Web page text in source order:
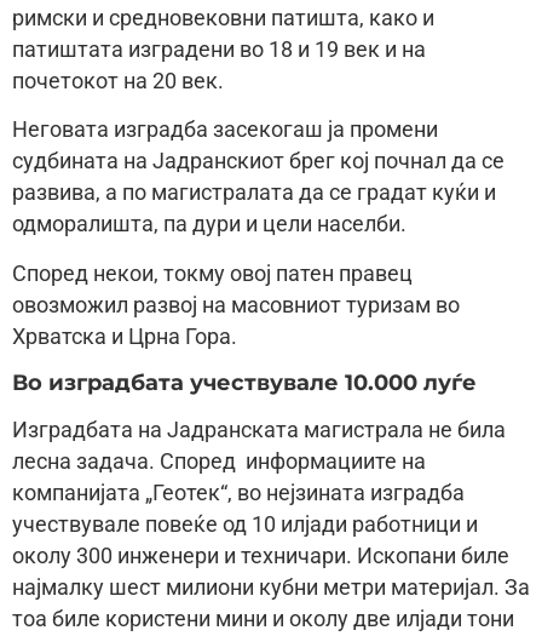
римски и средновековни патишта, како и
патиштата изградени во 18 и 19 век и на
почетокот на 20 век.
Неговата изградба засекогаш ја промени
судбината на Јадранскиот брег кој почнал да се
развива, а по магистралата да се градат куќи и
одморалишта, па дури и цели населби.
Според некои, токму овој патен правец
овозможил развој на масовниот туризам во
Хрватска и Црна Гора.
Во изградбата учествувале 10.000 луѓе
Изградбата на Јадранската магистрала не била
лесна задача. Според информациите на
компанијата „Геотек“, во нејзината изградба
учествувале повеќе од 10 илјади работници и
околу 300 инженери и техничари. Ископани биле
најмалку шест милиони кубни метри материјал. За
тоа биле користени мини и околу две илјади тони